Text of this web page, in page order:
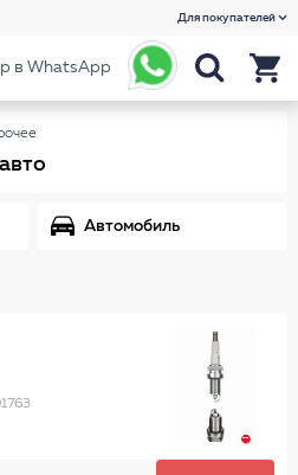
Для покупателей
в WhatsApp
Автомобиль